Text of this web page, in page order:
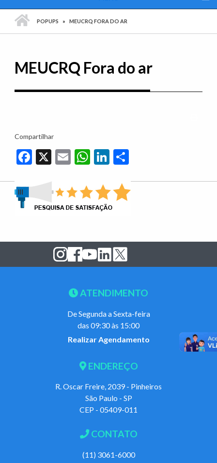
POPUPS MEUCRQ FORA DO AR
MEUCRQ Fora do ar
Compartilhar
Facebook
X EmailWhatsApp
LinkedIn
ATENDIMENTO
De Segunda a Sexta-feira
das 09:30 às 15:00
Realizar Agendamento
ENDEREÇO
R. Oscar Freire, 2039 - Pinheiros
São Paulo - SP
CEP - 05409-011
CONTATO
(11) 3061-6000